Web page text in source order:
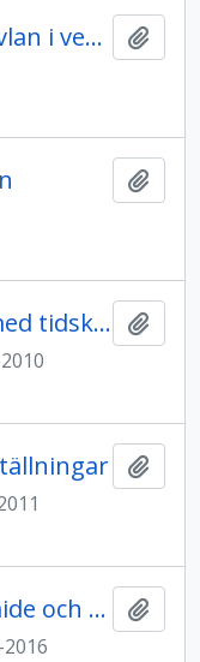
Fotografier från anslagstavlan i verkstaden
Fotografier samhörande med tidskrifter och trycksaker
2010
Generellt rörande silversmide och silver